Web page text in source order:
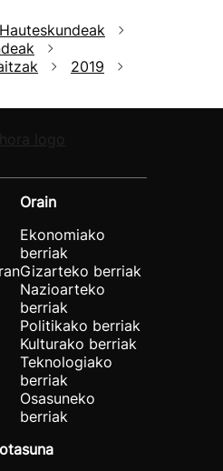
Hauteskundeak
2019
Orain
Ekonomiako
berriak
Gizarteko berriak
Nazioarteko
berriak
Politikako berriak
Kulturako berriak
Teknologiako
berriak
Osasuneko
berriak